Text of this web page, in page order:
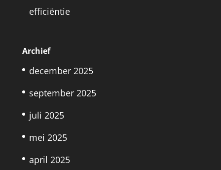
efficiëntie
Archief
december 2025
september 2025
juli 2025
mei 2025
april 2025